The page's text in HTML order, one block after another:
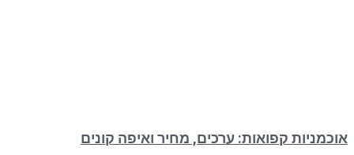
אוכמניות קפואות: ערכים, מחיר ואיפה קונים